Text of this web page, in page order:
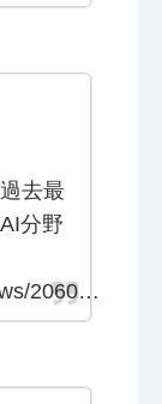
去最
分野
2060…